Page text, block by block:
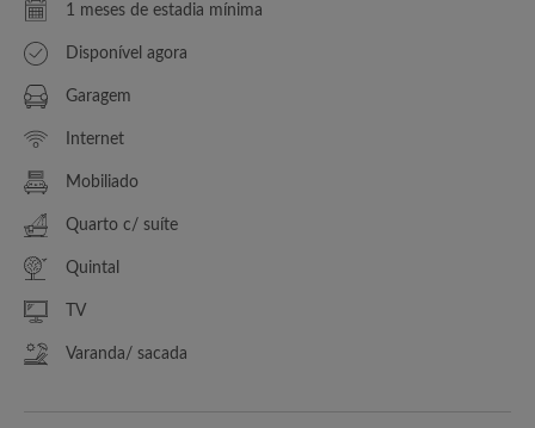
1 meses de estadia mínima
Disponível agora
Garagem
Internet
Mobiliado
Quarto c/ suíte
Quintal
TV
Varanda/ sacada